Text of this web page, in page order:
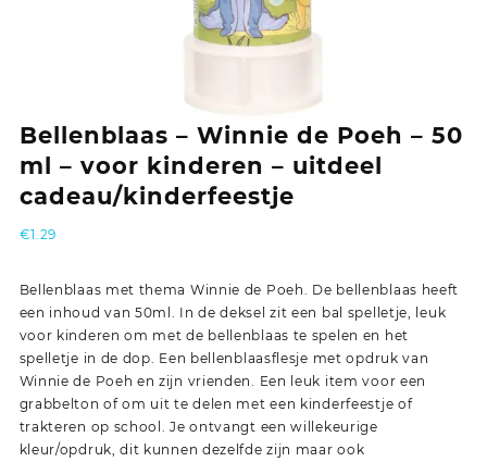
Bellenblaas – Winnie de Poeh – 50
ml – voor kinderen – uitdeel
cadeau/kinderfeestje
€1.29
Bellenblaas met thema Winnie de Poeh. De bellenblaas heeft
een inhoud van 50ml. In de deksel zit een bal spelletje, leuk
voor kinderen om met de bellenblaas te spelen en het
spelletje in de dop. Een bellenblaasflesje met opdruk van
Winnie de Poeh en zijn vrienden. Een leuk item voor een
grabbelton of om uit te delen met een kinderfeestje of
trakteren op school. Je ontvangt een willekeurige
kleur/opdruk, dit kunnen dezelfde zijn maar ook